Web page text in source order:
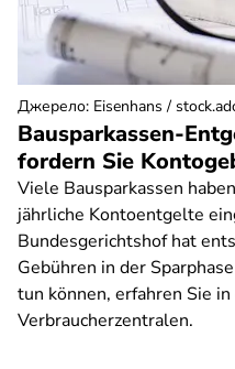
Bausparkassen-
fordern Sie
Viele Bausparkassen
jährliche Kontoentgelte
Bundesgerichtshof hat
Gebühren in der
tun können, erfahren Sie
Verbraucherzentralen.
Джерело: Eisenhans /